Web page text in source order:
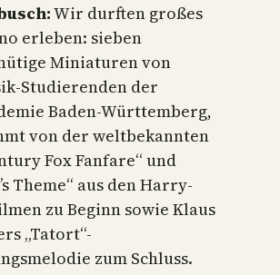
Wir durften großes
erleben: sieben
Miniaturen von
Studierenden der
Baden-Württemberg,
von der weltbekannten
Fox Fanfare“ und
Theme“ aus den Harry-
zu Beginn sowie Klaus
„Tatort“-
zum Schluss.